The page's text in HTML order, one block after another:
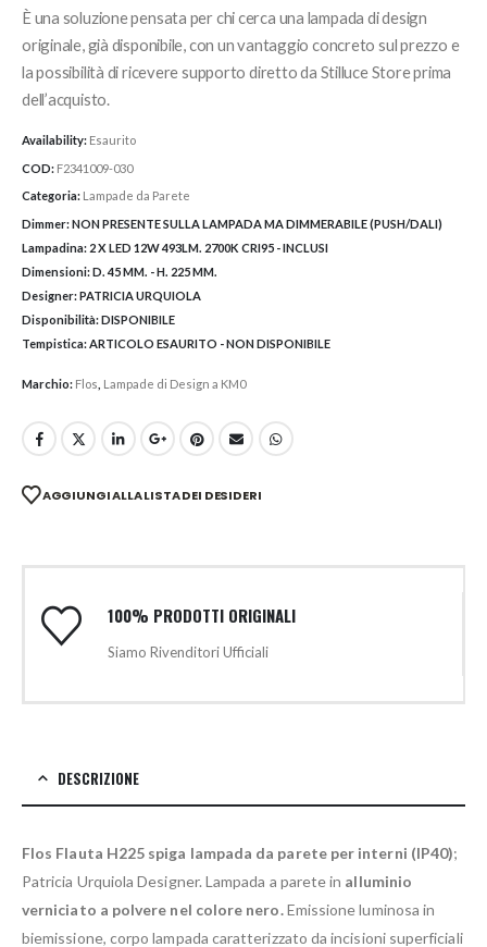
È una soluzione pensata per chi cerca una lampada di design
originale, già disponibile, con un vantaggio concreto sul prezzo e
la possibilità di ricevere supporto diretto da Stilluce Store prima
dell’acquisto.
Availability: Esaurito
COD: F2341009-030
Categoria: Lampade da Parete
Dimmer:NON PRESENTE SULLA LAMPADA MA DIMMERABILE (PUSH/DALI)
Lampadina: 2 X LED 12W 493LM. 2700K CRI95 - INCLUSI
Dimensioni:D. 45 MM. - H. 225 MM.
Designer:PATRICIA URQUIOLA
Disponibilità:DISPONIBILE
Tempistica:ARTICOLO ESAURITO - NON DISPONIBILE
Marchio: Flos Lampade di Design a KM0
AGGIUNGI ALLA LISTA DEI DESIDERI
100% PRODOTTI ORIGINALI
Siamo Rivenditori Ufficiali
DESCRIZIONE
Flos Flauta H225 spiga lampada da parete per interni (IP40);
Patricia Urquiola Designer. Lampada a parete in alluminio
verniciato a polvere nel colore nero.Emissione luminosa in
biemissione, corpo lampada caratterizzato da incisioni superficiali